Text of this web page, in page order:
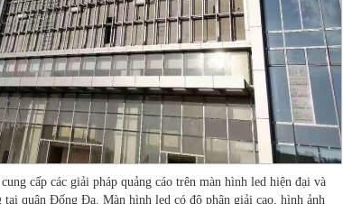
cấp các giải pháp quảng cáo trên màn hình led hiện đại và
tại quận Đống Đa. Màn hình led có độ phân giải cao, hình ảnh